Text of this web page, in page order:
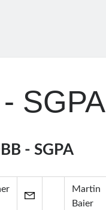
SGPA
- SGPA
Martin
Baier